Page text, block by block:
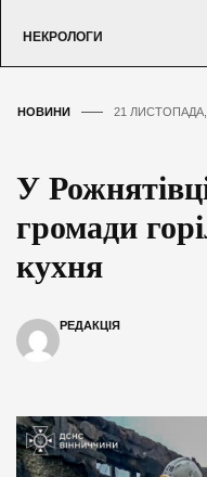
НЕКРОЛОГИ
НОВИНИ 21 ЛИСТОПАДА,
У
громади
кухня
РЕДАКЦІЯ